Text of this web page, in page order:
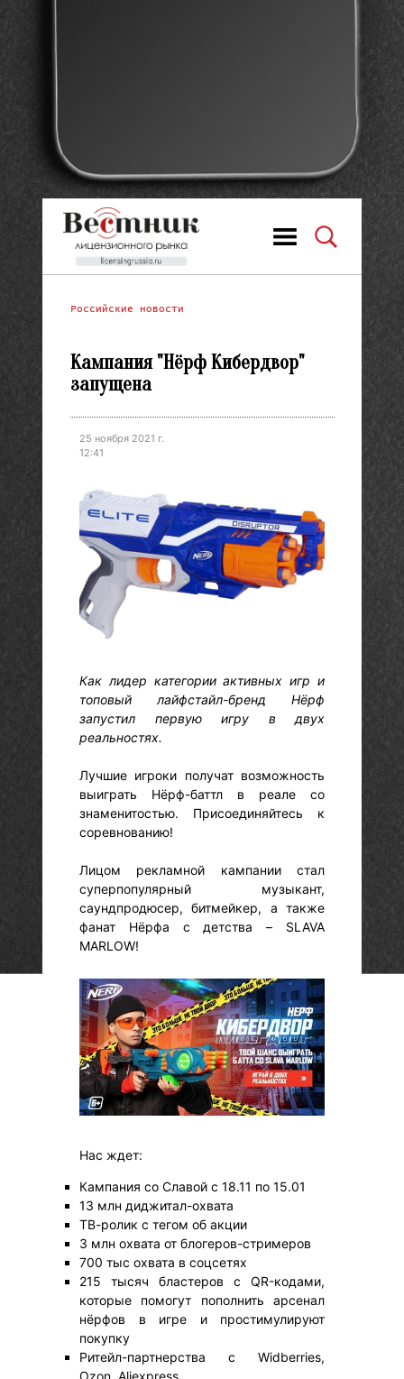
Российские новости
Кампания "Нёрф Кибердвор"
запущена
25 ноября 2021 г.
12:41
Как лидер категории активных игр и
топовый лайфстайл-бренд Нёрф
запустил первую игру в двух
реальностях.
Лучшие игроки получат возможность
выиграть Нёрф-баттл в реале со
знаменитостью. Присоединяйтесь к
соревнованию!
Лицом рекламной кампании стал
суперпопулярный музыкант,
саундпродюсер, битмейкер, а также
фанат Нёрфа с детства – SLAVA
MARLOW!
Нас ждет:
Кампания со Славой с 18.11 по 15.01
13 млн диджитал-охвата
ТВ-ролик с тегом об акции
3 млн охвата от блогеров-стримеров
700 тыс охвата в соцсетях
215 тысяч бластеров с QR-кодами,
которые помогут пополнить арсенал
нёрфов в игре и простимулируют
покупку
Ритейл-партнерства с Widberries,